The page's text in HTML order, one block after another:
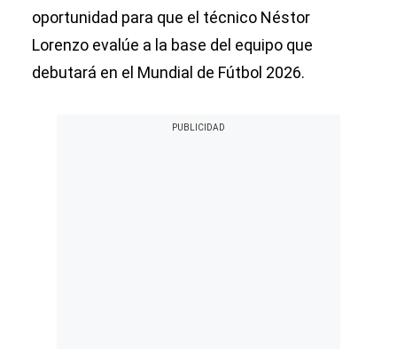
oportunidad para que el técnico Néstor
Lorenzo evalúe a la base del equipo que
debutará en el Mundial de Fútbol 2026.